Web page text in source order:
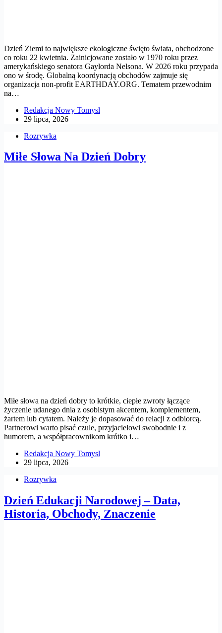
Dzień Ziemi to największe ekologiczne święto świata, obchodzone
co roku 22 kwietnia. Zainicjowane zostało w 1970 roku przez
amerykańskiego senatora Gaylorda Nelsona. W 2026 roku przypada
ono w środę. Globalną koordynacją obchodów zajmuje się
organizacja non-profit EARTHDAY.ORG. Tematem przewodnim
na…
Redakcja Nowy Tomysl
29 lipca, 2026
Rozrywka
Miłe Słowa Na Dzień Dobry
Miłe słowa na dzień dobry to krótkie, ciepłe zwroty łączące
życzenie udanego dnia z osobistym akcentem, komplementem,
żartem lub cytatem. Należy je dopasować do relacji z odbiorcą.
Partnerowi warto pisać czule, przyjacielowi swobodnie i z
humorem, a współpracownikom krótko i…
Redakcja Nowy Tomysl
29 lipca, 2026
Rozrywka
Dzień Edukacji Narodowej – Data,
Historia, Obchody, Znaczenie